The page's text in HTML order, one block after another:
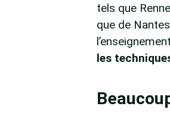
tels que
que de
les